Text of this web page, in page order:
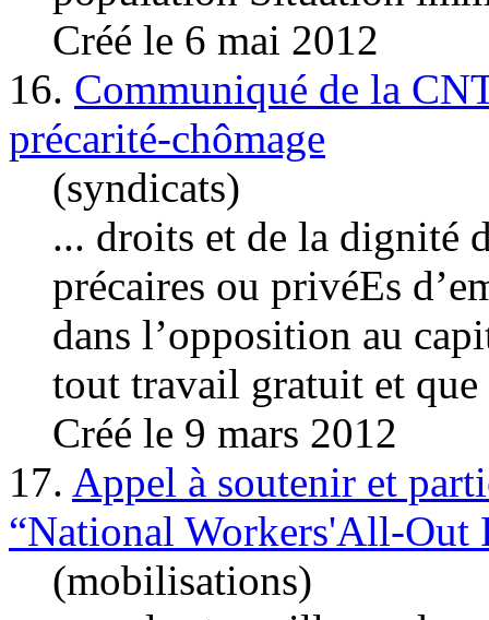
Créé le 6 mai 2012
16. Communiqué de la
précarité-chômage
(syndicats)
... droits et de la dignité
précaires ou privéEs
dans l’opposition au
tout travail gratuit et
Créé le 9 mars 2012
17. Appel à soutenir et
“National Workers'All-Out
(mobilisations)